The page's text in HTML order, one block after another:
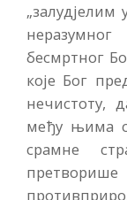
неразумног
бесмртног
које Бог
нечистоту,
међу њима
срамне